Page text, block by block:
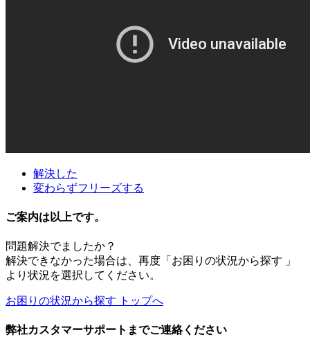
解決した
変わらずフリーズする
ご案内は以上です。
問題解決でましたか？
解決できなかった場合は、再度「お困りの状況から探す 」
より状況を選択してください。
お困りの状況から探す トップへ
弊社カスタマーサポートまでご連絡ください